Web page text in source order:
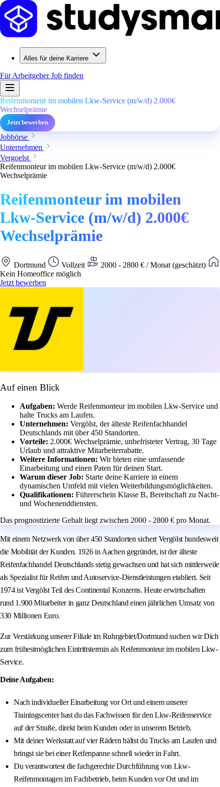
Alles für deine Karriere
Für ArbeitgeberJob finden
Reifenmonteur im mobilen Lkw-Service (m/w/d) 2.000€
Wechselprämie
Jetzt bewerben
Jobbörse
Unternehmen
Vergoelst
Reifenmonteur im mobilen Lkw-Service (m/w/d) 2.000€
Wechselprämie
Reifenmonteur im mobilen
Lkw-Service (m/w/d) 2.000€
Wechselprämie
Dortmund Vollzeit
2000 - 2800 € / Monat (geschätzt)
Kein Homeoffice möglich
Jetzt bewerben
Auf einen Blick
Aufgaben: Werde Reifenmonteur im mobilen Lkw-Service und
halte Trucks am Laufen.
Unternehmen: Vergölst, der älteste Reifenfachhandel
Deutschlands mit über 450 Standorten.
Vorteile: 2.000€ Wechselprämie, unbefristeter Vertrag, 30 Tage
Urlaub und attraktive Mitarbeiterrabatte.
Weitere Informationen: Wir bieten eine umfassende
Einarbeitung und einen Paten für deinen Start.
Warum dieser Job: Starte deine Karriere in einem
dynamischen Umfeld mit vielen Weiterbildungsmöglichkeiten.
Qualifikationen: Führerschein Klasse B, Bereitschaft zu Nacht-
und Wochenenddiensten.
Das prognostizierte Gehalt liegt zwischen 2000 - 2800 € pro Monat.
Mit einem Netzwerk von über 450 Standorten sichert Vergölst bundesweit
die Mobilität der Kunden. 1926 in Aachen gegründet, ist der älteste
Reifenfachhandel Deutschlands stetig gewachsen und hat sich mittlerweile
als Spezialist für Reifen und Autoservice-Dienstleistungen etabliert. Seit
1974 ist Vergölst Teil des Continental Konzerns. Heute erwirtschaften
rund 1.900 Mitarbeiter in ganz Deutschland einen jährlichen Umsatz von
330 Millionen Euro.
Zur Verstärkung unserer Filiale im Ruhrgebiet/Dortmund suchen wir Dich
zum frühestmöglichen Eintrittstermin als Reifenmonteur im mobilen Lkw-
Service.
Deine Aufgaben:
Nach individueller Einarbeitung vor Ort und einem unserer
Trainingscenter hast du das Fachwissen für den Lkw-Reifenservice
auf der Straße, direkt beim Kunden oder in unserem Betrieb.
Mit deiner Werkstatt auf vier Rädern hältst du Trucks am Laufen und
bringst sie bei einer Reifenpanne schnell wieder in Fahrt.
Du verantwortest die fachgerechte Durchführung von Lkw-
Reifenmontagen im Fachbetrieb, beim Kunden vor Ort und im